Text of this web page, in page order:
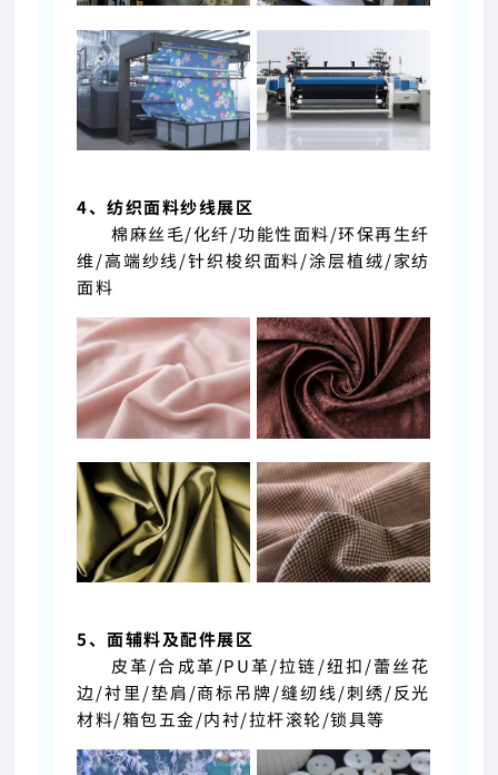
4、纺织面料纱线展区
棉麻丝毛/化纤/功能性面料/环保再生纤
维/高端纱线/针织梭织面料/涂层植绒/家纺
面料
5、面辅料及配件展区
皮革/合成革/PU革/拉链/纽扣/蕾丝花
边/衬里/垫肩/商标吊牌/缝纫线/刺绣/反光
材料/箱包五金/内衬/拉杆滚轮/锁具等